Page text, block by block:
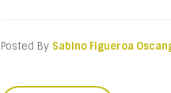
Posted By Sabino Figueroa